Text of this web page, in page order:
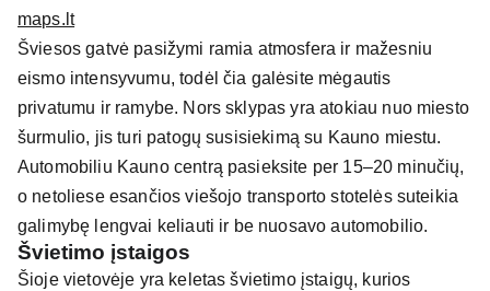
maps.lt
Šviesos gatvė pasižymi ramia atmosfera ir mažesniu
eismo intensyvumu, todėl čia galėsite mėgautis
privatumu ir ramybe. Nors sklypas yra atokiau nuo miesto
šurmulio, jis turi patogų susisiekimą su Kauno miestu.
Automobiliu Kauno centrą pasieksite per 15–20 minučių,
o netoliese esančios viešojo transporto stotelės suteikia
galimybę lengvai keliauti ir be nuosavo automobilio.
Švietimo įstaigos
Šioje vietovėje yra keletas švietimo įstaigų, kurios